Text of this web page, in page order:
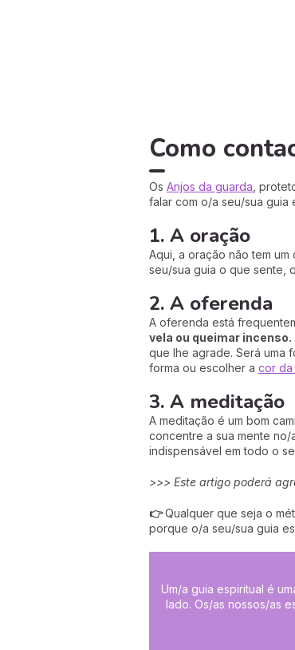
Como
Os Anjos da guarda ,
falar com o/a seu/sua guia
1. A oração
Aqui, a oração não tem
seu/sua guia o que sente,
2. A oferenda
A oferenda está
vela ou queimar incenso.
que lhe agrade. Será uma
forma ou escolher a cor da
3. A meditação
A meditação é um bom
concentre a sua mente no/
indispensável em todo o
>>> Este artigo poderá
👉Qualquer que seja o
porque o/a seu/sua guia
Um/a guia espiritual é
lado. Os/as nossos/as